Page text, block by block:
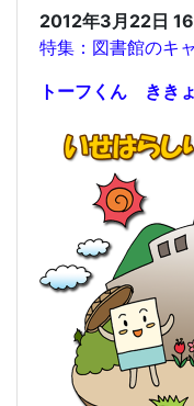
2012年3月22日
特集：図書館のキ
トーフくん きき